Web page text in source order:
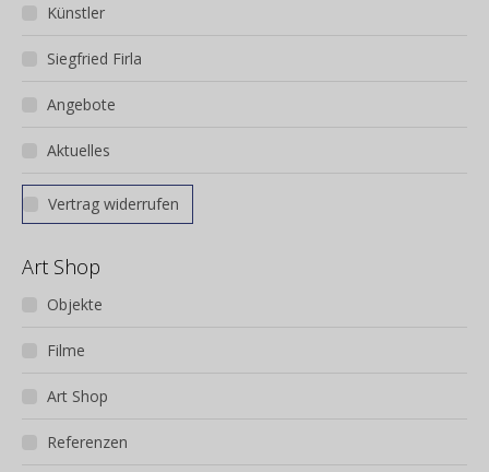
Künstler
Siegfried Firla
Angebote
Aktuelles
Vertrag widerrufen
Art Shop
Objekte
Filme
Art Shop
Referenzen